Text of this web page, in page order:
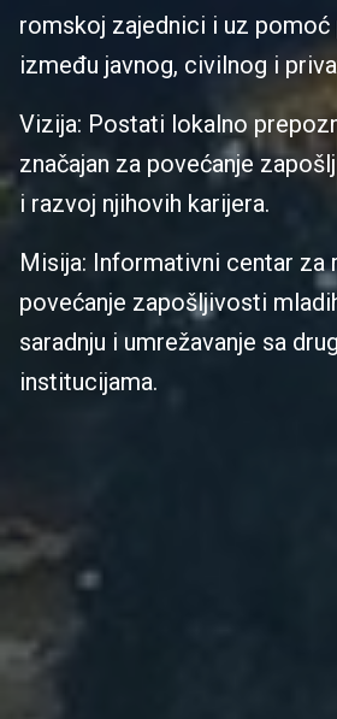
romskoj zajednici i uz pomoć
između javnog, civilnog i
Vizija: Postati lokalno
značajan za povećanje
i razvoj njihovih karijera.
Misija: Informativni centar za
povećanje zapošljivosti
saradnju i umrežavanje sa
institucijama.